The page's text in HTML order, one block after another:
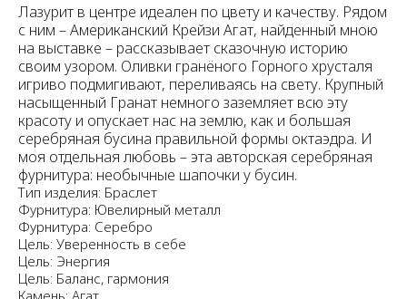
Лазурит в центре идеален по цвету и качеству. Рядом
с ним – Американский Крейзи Агат, найденный мною
на выставке – рассказывает сказочную историю
своим узором. Оливки гранёного Горного хрусталя
игриво подмигивают, переливаясь на свету. Крупный
насыщенный Гранат немного заземляет всю эту
красоту и опускает нас на землю, как и большая
серебряная бусина правильной формы октаэдра. И
моя отдельная любовь – эта авторская серебряная
фурнитура: необычные шапочки у бусин.
Тип изделия: Браслет
Фурнитура: Ювелирный металл
Фурнитура: Серебро
Цель: Уверенность в себе
Цель: Энергия
Цель: Баланс, гармония
Камень: Агат